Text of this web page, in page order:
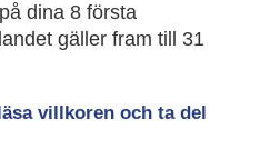
dina 8 första
gäller fram till 31
villkoren och ta del